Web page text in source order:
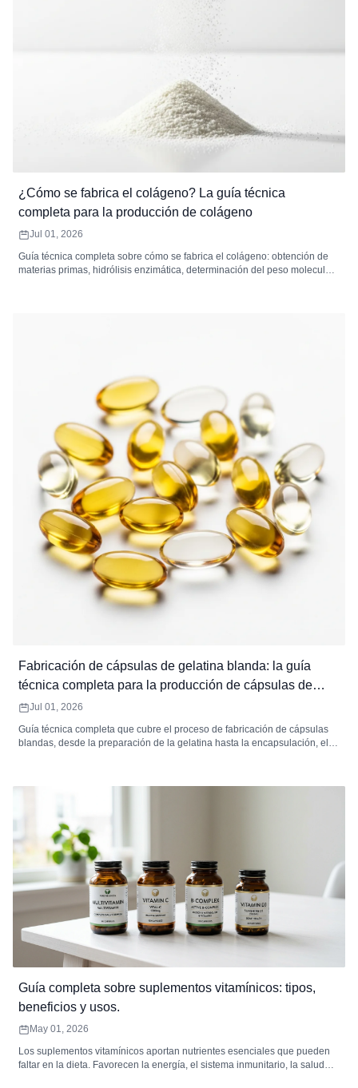
¿Cómo se fabrica el colágeno? La guía técnica
completa para la producción de colágeno
Jul 01, 2026
Guía técnica completa sobre cómo se fabrica el colágeno: obtención de
materias primas, hidrólisis enzimática, determinación del peso molecular,
Fabricación de cápsulas de gelatina blanda: la guía
técnica completa para la producción de cápsulas de
gelatina blanda
Jul 01, 2026
Guía técnica completa que cubre el proceso de fabricación de cápsulas
blandas, desde la preparación de la gelatina hasta la encapsulación, el
defectos, análisis de MOQ y cómo elegir un fabricante contratado de
Guía completa sobre suplementos vitamínicos: tipos,
beneficios y usos.
May 01, 2026
Los suplementos vitamínicos aportan nutrientes esenciales que pueden
faltar en la dieta. Favorecen la energía, el sistema inmunitario, la salud